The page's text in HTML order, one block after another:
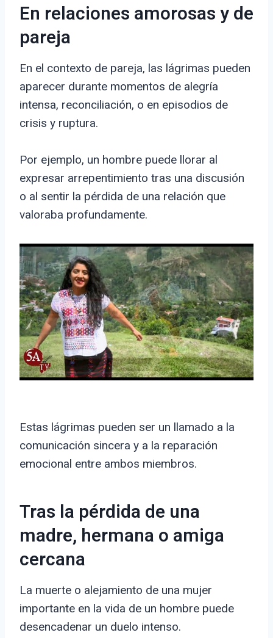
En relaciones amorosas y de
pareja
En el contexto de pareja, las lágrimas pueden
aparecer durante momentos de alegría
intensa, reconciliación, o en episodios de
crisis y ruptura.
Por ejemplo, un hombre puede llorar al
expresar arrepentimiento tras una discusión
o al sentir la pérdida de una relación que
valoraba profundamente.
Estas lágrimas pueden ser un llamado a la
comunicación sincera y a la reparación
emocional entre ambos miembros.
Tras la pérdida de una
madre, hermana o amiga
cercana
La muerte o alejamiento de una mujer
importante en la vida de un hombre puede
desencadenar un duelo intenso.